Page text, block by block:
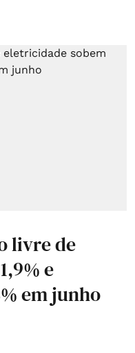
livre de
e
em junho